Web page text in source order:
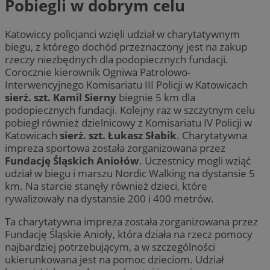
Pobiegli w dobrym celu
Katowiccy policjanci wzięli udział w charytatywnym
biegu, z którego dochód przeznaczony jest na zakup
rzeczy niezbędnych dla podopiecznych fundacji.
Corocznie kierownik Ogniwa Patrolowo-
Interwencyjnego Komisariatu III Policji w Katowicach
sierż. szt. Kamil Sierny biegnie 5 km dla
podopiecznych fundacji. Kolejny raz w szczytnym celu
pobiegł również dzielnicowy z Komisariatu IV Policji w
Katowicach sierż. szt. Łukasz Słabik. Charytatywna
impreza sportowa została zorganizowana przez
Fundację Śląskich Aniołów. Uczestnicy mogli wziąć
udział w biegu i marszu Nordic Walking na dystansie 5
km. Na starcie stanęły również dzieci, które
rywalizowały na dystansie 200 i 400 metrów.
Ta charytatywna impreza została zorganizowana przez
Fundację Śląskie Anioły, która działa na rzecz pomocy
najbardziej potrzebującym, a w szczególności
ukierunkowana jest na pomoc dzieciom. Udział